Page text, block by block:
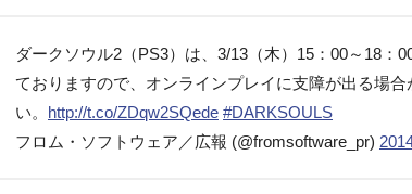
ダークソウル2（PS3）は、3/13（木）15：00～18：
ておりますので、オンラインプレイに支障が出る場
い。 http://t.co/ZDqw2SQede #DARKSOULS
フロム・ソフトウェア／広報 (@fromsoftware_pr)